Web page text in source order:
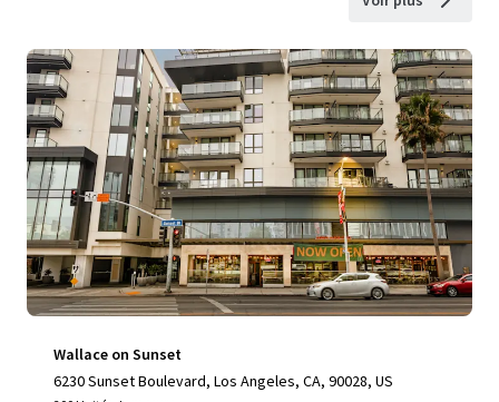
Wallace on Sunset
6230 Sunset Boulevard, Los Angeles, CA, 90028, US